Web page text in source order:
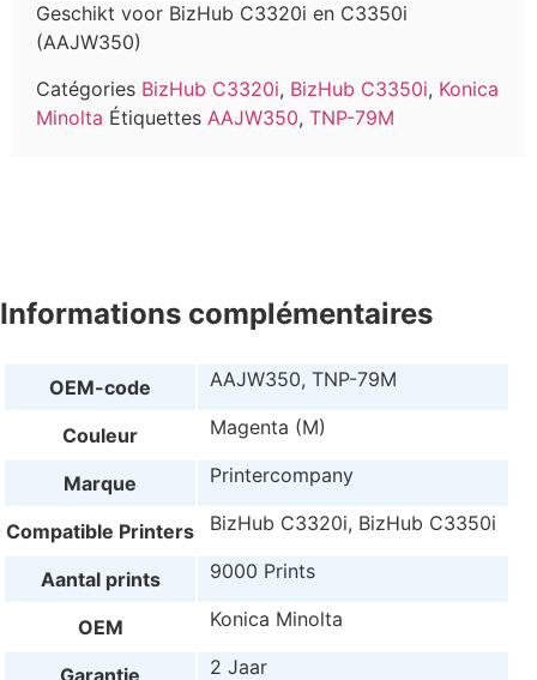
Geschikt voor BizHub C3320i en C3350i
(AAJW350)
Catégories BizHub C3320i, BizHub C3350i, Konica
Minolta Étiquettes AAJW350, TNP-79M
Informations complémentaires
OEM-code AAJW350, TNP-79M
Couleur Magenta (M)
Marque Printercompany
Compatible Printers BizHub C3320i, BizHub C3350i
Aantal prints 9000 Prints
OEM Konica Minolta
Garantie 2 Jaar